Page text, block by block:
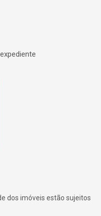
dos imóveis estão sujeitos